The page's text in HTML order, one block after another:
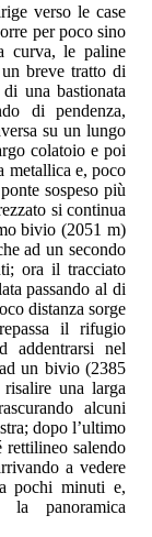
verso le case
per poco sino
curva, le paline
breve tratto di
una bastionata
di pendenza,
su un lungo
colatoio e poi
metallica e, poco
sospeso più
si continua
bivio (2051 m)
ad un secondo
ora il tracciato
passando al di
distanza sorge
il rifugio
addentrarsi nel
un bivio (2385
una larga
alcuni
dopo l’ultimo
salendo
a vedere
pochi minuti e,
la panoramica